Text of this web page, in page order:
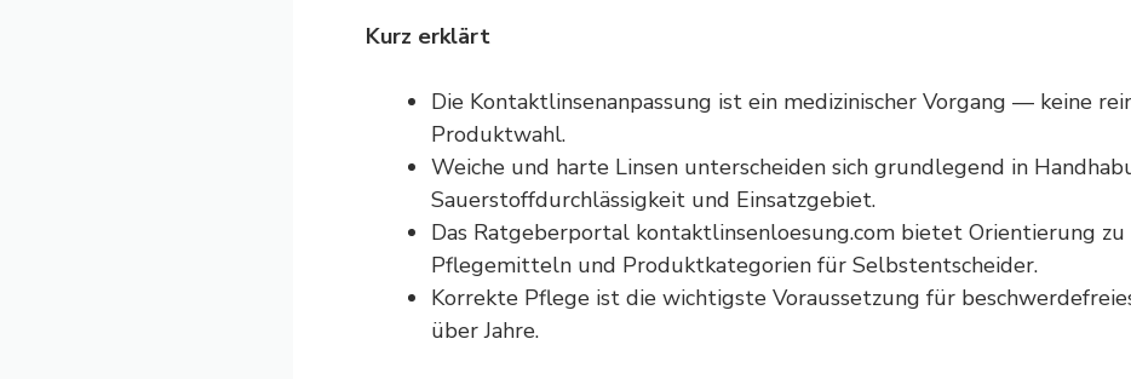
Kurz erklärt
Die Kontaktlinsenanpassung ist ein medizinischer Vorgang — keine
Produktwahl.
Weiche und harte Linsen unterscheiden sich grundlegend in
Sauerstoffdurchlässigkeit und Einsatzgebiet.
Das Ratgeberportal kontaktlinsenloesung.com bietet Orientierung zu
Pflegemitteln und Produktkategorien für Selbstentscheider.
Korrekte Pflege ist die wichtigste Voraussetzung für
über Jahre.